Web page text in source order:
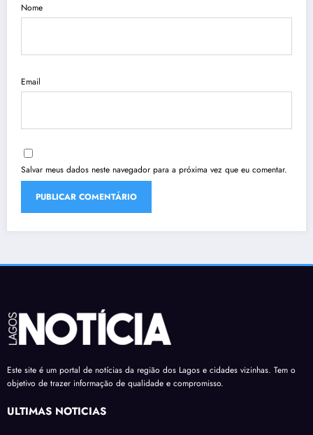
Nome
Email
Salvar meus dados neste navegador para a próxima vez que eu comentar.
Este site é um portal de notícias da região dos Lagos e cidades vizinhas. Tem o
objetivo de trazer informação de qualidade e compromisso.
ÚLTIMAS NOTÍCIAS